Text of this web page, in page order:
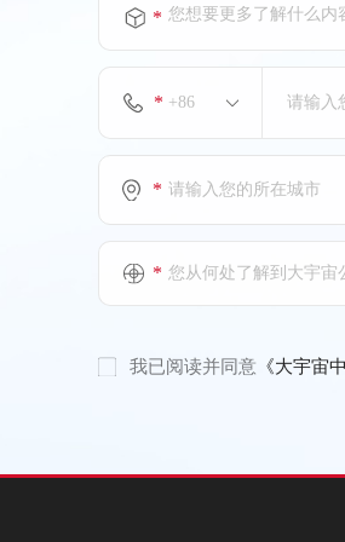
您想要更多了解什么内
*
*
*
您从何处了解到大宇宙
*
我已阅读并同意 《大宇宙